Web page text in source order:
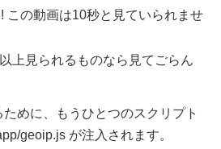
この動画は10秒と見ていられませ
上見られるものなら見てごらん
めに、もうひとつのスクリプト
geoip.js が注入されます。